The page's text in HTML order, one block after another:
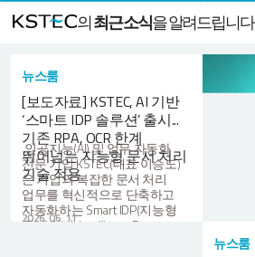
의최근소식을 알려드립니다
뉴스룸
[보도자료] KSTEC, AI 기반
‘스마트 IDP 솔루션’ 출시...
기존 RPA, OCR 한계
뛰어넘는 지능형 문서 처리
기술 적용
인공지능(AI) 및 업무 자동화
전문 기업 KSTEC(대표 이승도)
은 기업의 복잡한 문서 처리
업무를 혁신적으로 단축하고
자동화하는 Smart IDP(지능형
문서 처리, Intelligent Document
2026. 06. 11
뉴스룸